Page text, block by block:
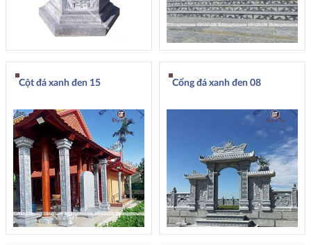
Cột đá xanh đen 15 Cổng đá xanh đen 08